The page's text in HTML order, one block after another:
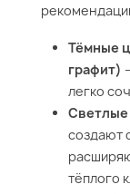
Тёмные
графит)
легко
создают
тёплого